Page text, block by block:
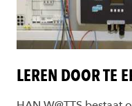
LEREN DOOR TE